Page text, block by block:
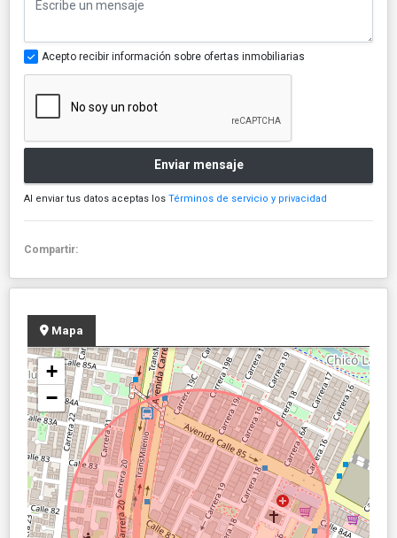
Acepto recibir información sobre ofertas inmobiliarias
Enviar mensaje
Al enviar tus datos aceptas los Términos de servicio y privacidad
Compartir:
Mapa
+
−